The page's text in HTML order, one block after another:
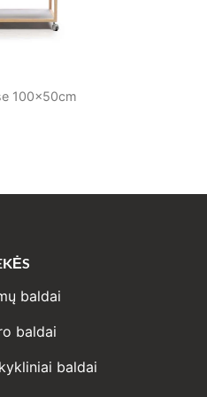
100x50cm
baldai
baldai
baldai